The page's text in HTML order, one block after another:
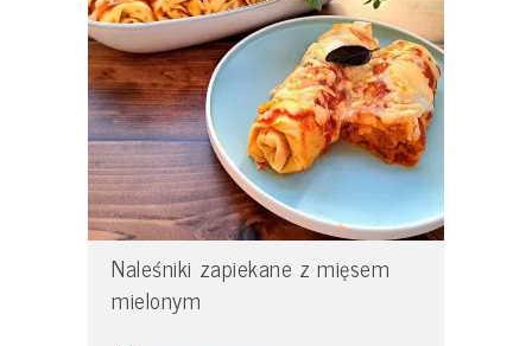
Naleśniki zapiekane z mięsem
mielonym